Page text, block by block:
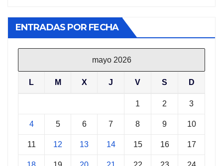
ENTRADAS POR FECHA
mayo 2026
L M X J V S D
1 2 3
4 5 6 7 8 9 10
11 12 13 14 15 16 17